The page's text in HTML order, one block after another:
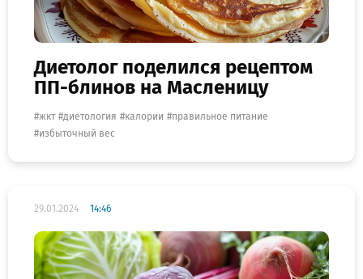
Диетолог поделился рецептом
ПП-блинов на Масленицу
жкт диетология калории
правильное питание
избыточный вес
29.01.2024 14:46